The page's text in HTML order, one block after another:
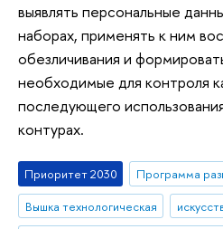
выявлять персональные
наборах, применять к ним
обезличивания и
необходимые для контроля
последующего
контурах.
Приоритет 2030
Программа
Вышка технологическая